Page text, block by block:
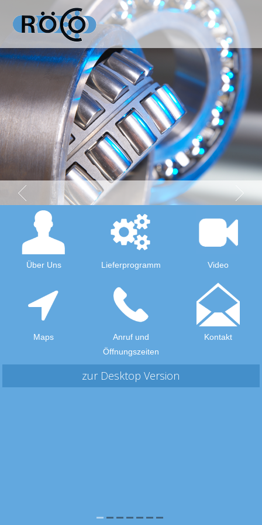
Über Uns Lieferprogramm Video
Maps
Anruf und
Öffnungszeiten
Kontakt
zur Desktop Version